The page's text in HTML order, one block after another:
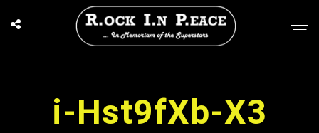
i-Hst9fXb-X3